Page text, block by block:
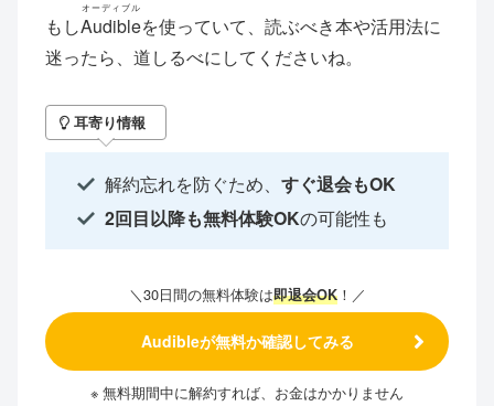
もしAudible
オーディブル
を使っていて、読ぶべき本や活用法に
迷ったら、道しるべにしてくださいね。
耳寄り情報
解約忘れを防ぐため、すぐ退会もOK
2回目以降も無料体験OKの可能性も
＼30日間の無料体験は即退会OK！／
Audibleが無料か確認してみる
※ 無料期間中に解約すれば、お金はかかりません